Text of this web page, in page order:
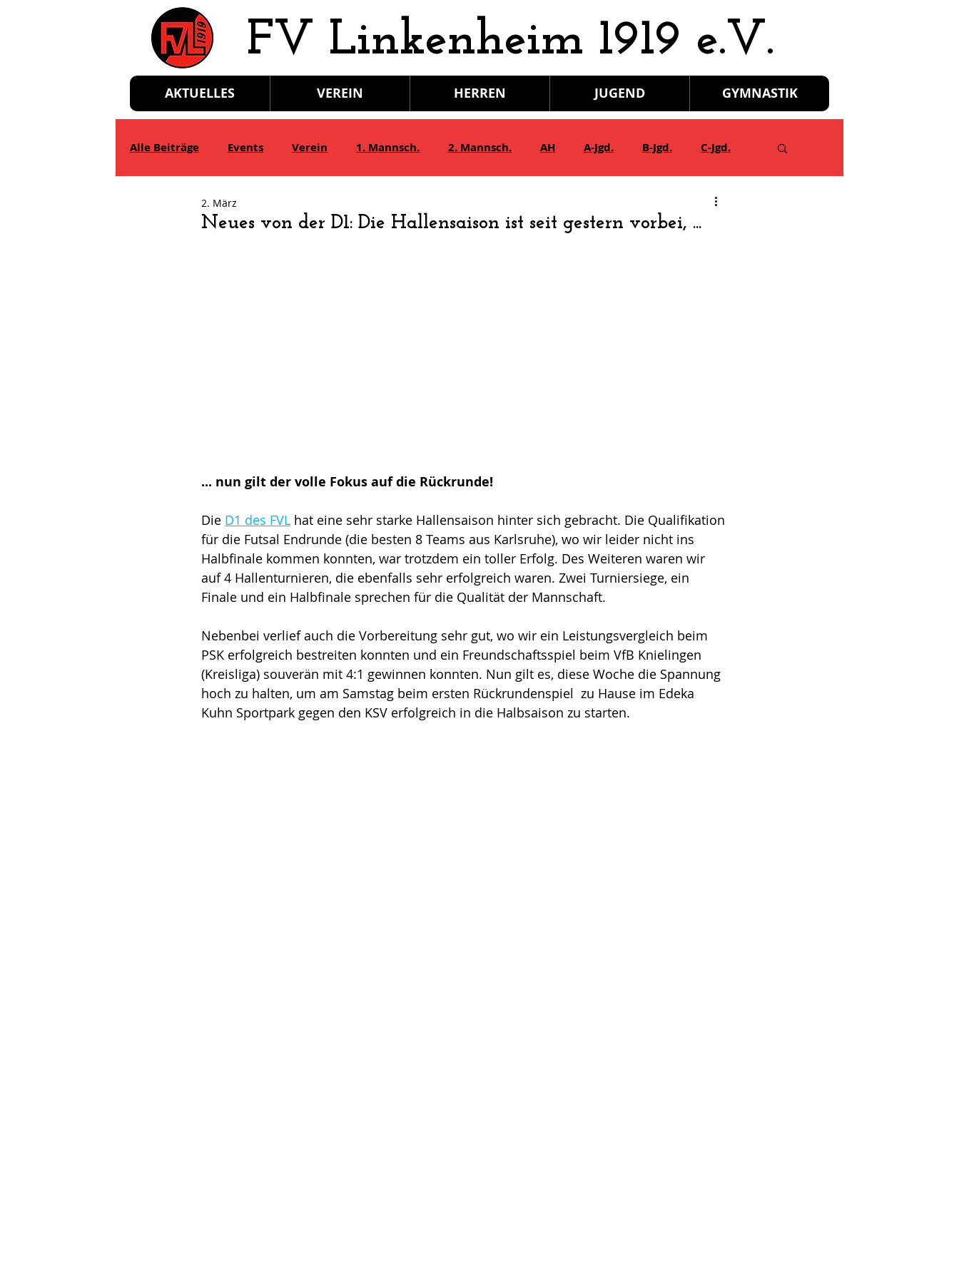
​FV Linkenheim 1919 e.V.
AKTUELLES VEREIN HERREN JUGEND GYMNASTIK
Alle Beiträge Events Verein 1. Mannsch. 2. Mannsch. AH A-Jgd. B-Jgd. C-Jgd.
E-Jgd.
Neues von der D1: Die Hallensaison ist seit gestern vorbei, ...
2. März
... nun gilt der volle Fokus auf die Rückrunde!
Die D1 des FVL hat eine sehr starke Hallensaison hinter sich gebracht. Die Qualifikation
für die Futsal Endrunde (die besten 8 Teams aus Karlsruhe), wo wir leider nicht ins
Halbfinale kommen konnten, war trotzdem ein toller Erfolg. Des Weiteren waren wir
auf 4 Hallenturnieren, die ebenfalls sehr erfolgreich waren. Zwei Turniersiege, ein
Finale und ein Halbfinale sprechen für die Qualität der Mannschaft.
Nebenbei verlief auch die Vorbereitung sehr gut, wo wir ein Leistungsvergleich beim
PSK erfolgreich bestreiten konnten und ein Freundschaftsspiel beim VfB Knielingen
(Kreisliga) souverän mit 4:1 gewinnen konnten. Nun gilt es, diese Woche die Spannung
hoch zu halten, um am Samstag beim ersten Rückrundenspiel  zu Hause im Edeka
Kuhn Sportpark gegen den KSV erfolgreich in die Halbsaison zu starten.